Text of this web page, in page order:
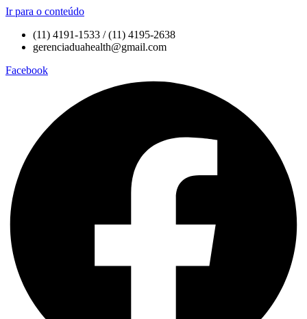
Ir para o conteúdo
(11) 4191-1533 / (11) 4195-2638
gerenciaduahealth@gmail.com
Facebook